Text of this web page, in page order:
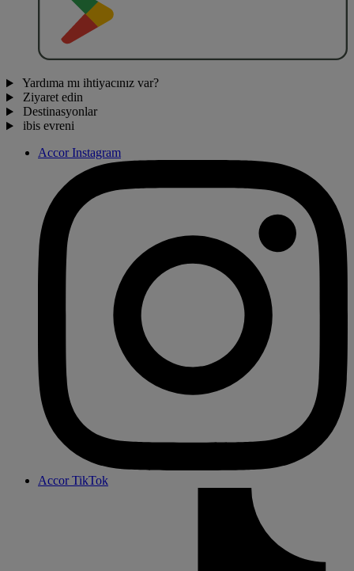
Yardıma mı ihtiyacınız var?
Ziyaret edin
Destinasyonlar
ibis evreni
Accor Instagram
Accor TikTok